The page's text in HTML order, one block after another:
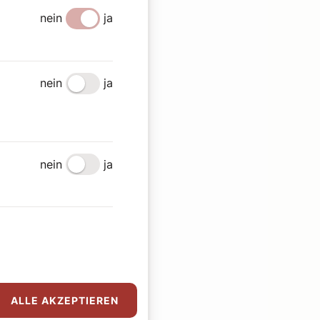
nein
ja
nein ja
nein
ja
ALLE AKZEPTIEREN